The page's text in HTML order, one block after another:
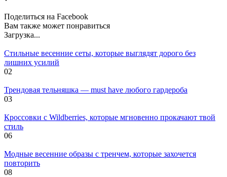
Поделиться на Facebook
Вам также может понравиться
Загрузка...
Стильные весенние сеты, которые выглядят дорого без
лишних усилий
02
Трендовая тельняшка — must have любого гардероба
03
Кроссовки с Wildberries, которые мгновенно прокачают твой
стиль
06
Модные весенние образы с тренчем, которые захочется
повторить
08